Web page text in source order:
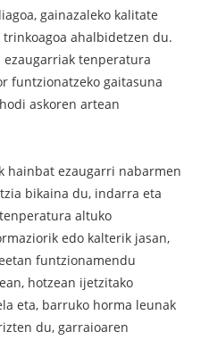
gainazaleko kalitate
ahalbidetzen du.
tenperatura
funtzionatzeko gaitasuna
askoren artean
hainbat ezaugarri nabarmen
bikaina du, indarra eta
altuko
edo kalterik jasan,
funtzionamendu
hotzean ijetzitako
eta, barruko horma leunak
du, garraioaren